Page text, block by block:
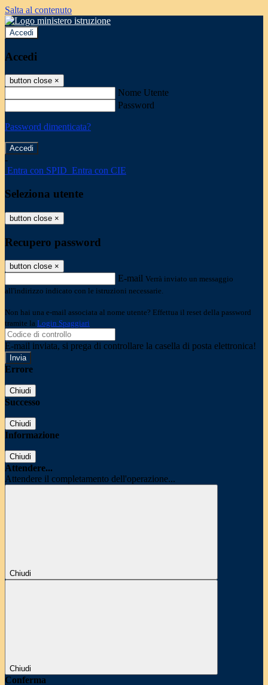
Salta al contenuto
Accedi
Accedi
button close ×
Nome Utente
Password
Password dimenticata?
-
Entra con SPID Entra con CIE
Seleziona utente
button close ×
Recupero password
button close ×
E-mail Verrà inviato un messaggio
all'indirizzo indicato con le istruzioni necessarie.
Non hai una e-mail associata al nome utente? Effettua il reset della password
tramite la Login Spaggiari
E-mail inviata, si prega di controllare la casella di posta elettronica!
Errore
Chiudi
Successo
Chiudi
Informazione
Chiudi
Attendere...
Attendere il completamento dell'operazione...
Chiudi
Chiudi
Conferma